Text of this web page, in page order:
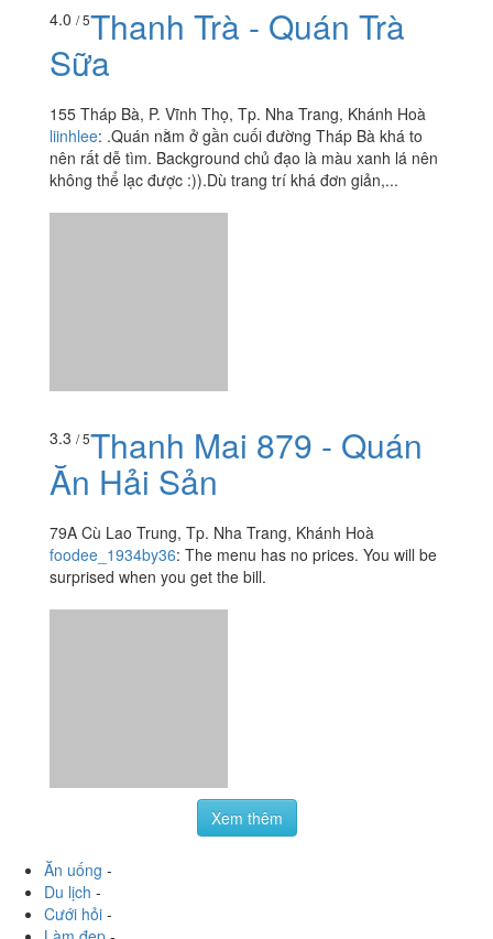
4.0 / 5Thanh Trà - Quán Trà
Sữa
155 Tháp Bà, P. Vĩnh Thọ, Tp. Nha Trang, Khánh Hoà
liinhlee: .Quán nằm ở gần cuối đường Tháp Bà khá to
nên rất dễ tìm. Background chủ đạo là màu xanh lá nên
không thể lạc được :)).Dù trang trí khá đơn giản,...
3.3 / 5Thanh Mai 879 - Quán
Ăn Hải Sản
79A Cù Lao Trung, Tp. Nha Trang, Khánh Hoà
foodee_1934by36: The menu has no prices. You will be
surprised when you get the bill.
Xem thêm
Ăn uống -
Du lịch -
Cưới hỏi -